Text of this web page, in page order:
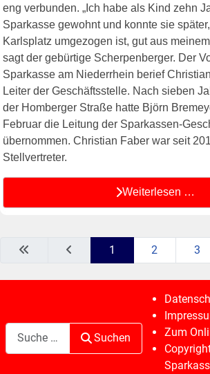
eng verbunden. „Ich habe als Kind zehn
Sparkasse gewohnt und konnte sie
Karlsplatz umgezogen ist, gut aus
sagt der gebürtige Scherpenberger. Der
Sparkasse am Niederrhein berief
Leiter der Geschäftsstelle. Nach sieben
der Homberger Straße hatte Björn
Februar die Leitung der Sparkassen-
übernommen. Christian Faber war seit
Stellvertreter.
Weiterlesen …
1 2 3
Suchen
Suchen
Zum